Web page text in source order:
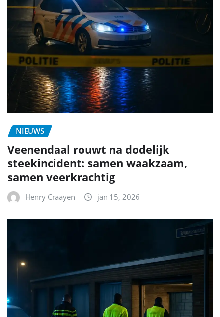
NIEUWS
Veenendaal rouwt na dodelijk
steekincident: samen waakzaam,
samen veerkrachtig
Henry Craayen jan 15, 2026